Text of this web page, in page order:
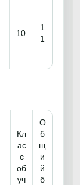
10
1
1
Кл
ас
с
об
уч
О
б
щ
и
й
б